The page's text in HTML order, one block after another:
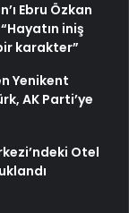
Ebru Özkan
iniş
karakter”
Yenikent
AK Parti’ye
Otel